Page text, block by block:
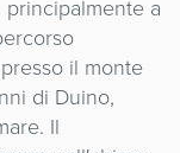
a
il monte
di Duino,
Il